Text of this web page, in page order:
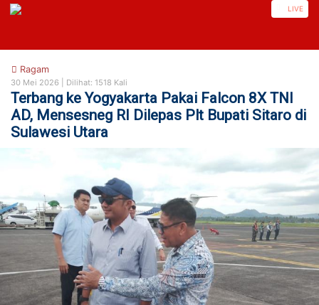
https://sitaro.nusautaratv.com/ LIVE
Ragam
30 Mei 2026 | Dilihat: 1518 Kali
Terbang ke Yogyakarta Pakai Falcon 8X TNI
AD, Mensesneg RI Dilepas Plt Bupati Sitaro di
Sulawesi Utara